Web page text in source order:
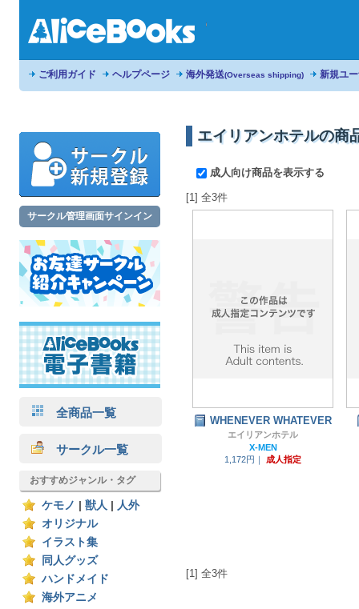
ご利用ガイド ヘルプページ 海外発送(Overseas shipping) 新規ユ
サークル管理画面サインイン
全商品一覧
サークル一覧
おすすめジャンル・タグ
ケモノ 獣人
人外
オリジナル
イラスト集
同人グッズ
ハンドメイド
海外アニメ
エイリアンホテルの商
成人向け商品を表示する
[1] 全3件
WHENEVER WHATEVER
エイリアンホテル
X-MEN
1,172円｜
成人指定
[1] 全3件